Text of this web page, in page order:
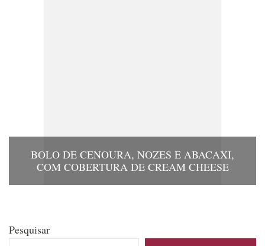
BOLO DE CENOURA, NOZES E ABACAXI,
COM COBERTURA DE CREAM CHEESE
Pesquisar